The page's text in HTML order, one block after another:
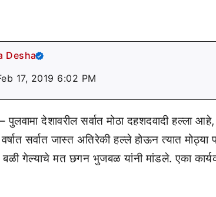
Desha
17, 2019 6:02 PM
पुलवामा देशावरील सर्वात मोठा दहशदवादी हल्ला
सर्वात जास्त अतिरेकी हल्ले होऊन त्यात
बळी गेल्याचे मत छगन भुजबळ यांनी मांडले. एका